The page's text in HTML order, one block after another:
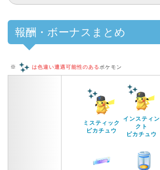
報酬・ボーナスまとめ
※ は色違い遭遇可能性のある ポケモン
ミスティック
ピカチュウ
インスティン
クト
ピカチュウ